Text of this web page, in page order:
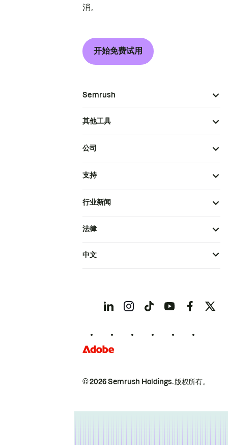
消。
开始免费试用
Semrush
其他工具
公司
支持
行业新闻
© 2026 Semrush Holdings.版权所有。
法律
中文